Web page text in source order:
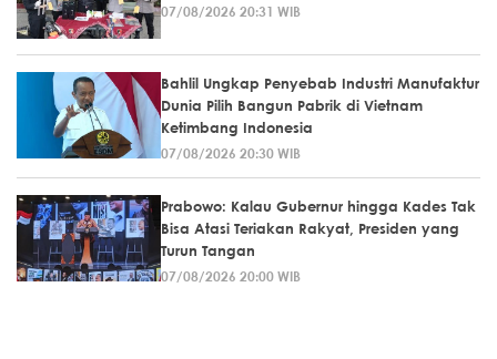
07/08/2026 20:31 WIB
Bahlil Ungkap Penyebab Industri Manufaktur
Dunia Pilih Bangun Pabrik di Vietnam
Ketimbang Indonesia
07/08/2026 20:30 WIB
Prabowo: Kalau Gubernur hingga Kades Tak
Bisa Atasi Teriakan Rakyat, Presiden yang
Turun Tangan
07/08/2026 20:00 WIB